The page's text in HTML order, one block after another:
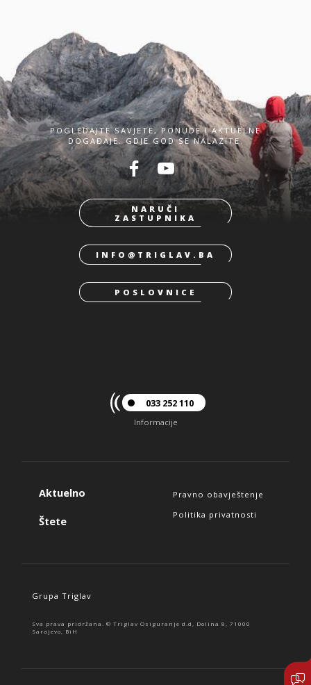
POGLEDAJTE SAVJETE, PONUDE I AKTUELNE
DOGAĐAJE. GDJE GOD SE NALAZITE.
NARUČI
ZASTUPNIKA
INFO@TRIGLAV.BA
POSLOVNICE
033 252 110
Informacije
Aktuelno
Štete
Pravno obavještenje
Politika privatnosti
Grupa Triglav
Sva prava pridržana. © Triglav Osiguranje d.d, Dolina 8, 71000
Sarajevo, BiH